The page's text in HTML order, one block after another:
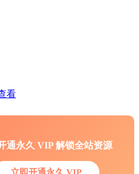
看
通永久 VIP 解锁全站资源